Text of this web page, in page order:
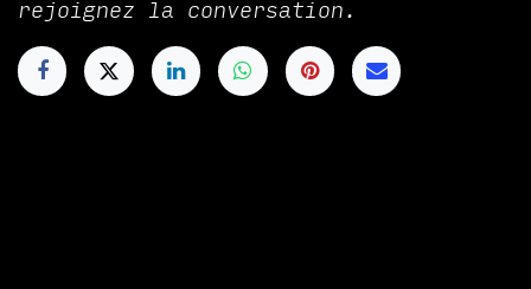
rejoignez la conversation.